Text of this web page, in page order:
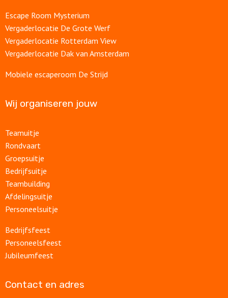
Escape Room Mysterium
Vergaderlocatie De Grote Werf
Vergaderlocatie Rotterdam View
Vergaderlocatie Dak van Amsterdam
Mobiele escaperoom De Strijd
Wij organiseren jouw
Teamuitje
Rondvaart
Groepsuitje
Bedrijfsuitje
Teambuilding
Afdelingsuitje
Personeelsuitje
Bedrijfsfeest
Personeelsfeest
Jubileumfeest
Contact en adres